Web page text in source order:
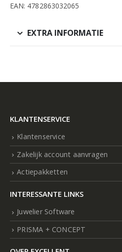
EAN: 4782863032065
EXTRA INFORMATIE
KLANTENSERVICE
Klantenservice
Zakelijk account aanvragen
Actiepakketten
INTERESSANTE LINKS
Juwelier Software
PRISMA + CONCEPT